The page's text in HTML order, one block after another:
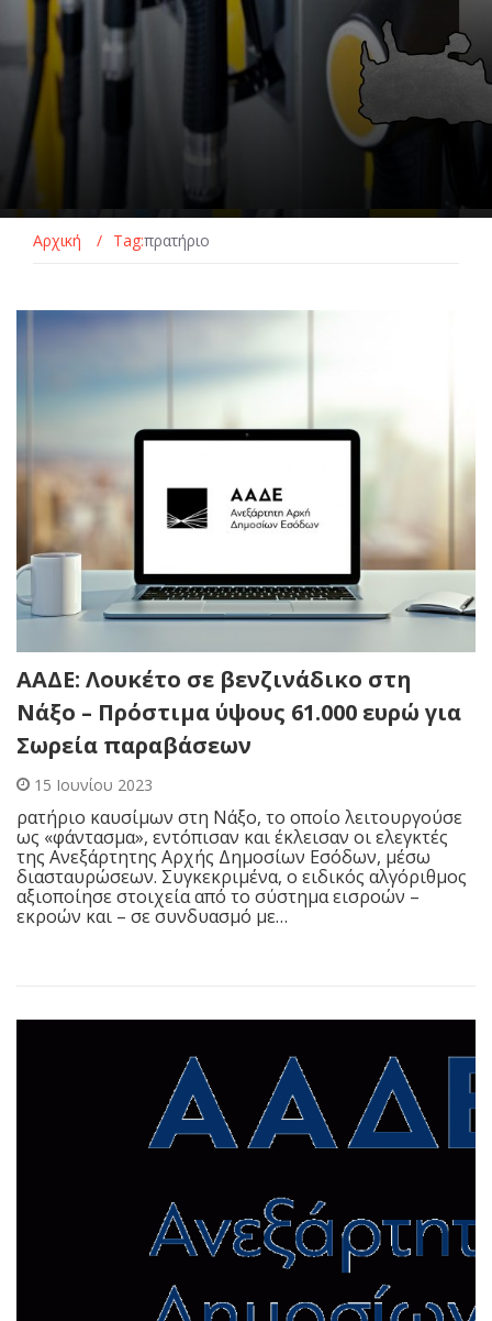
Αρχική / Tag:πρατήριο
ΑΑΔΕ: Λουκέτο σε βενζινάδικο στη
Νάξο – Πρόστιμα ύψους 61.000 ευρώ για
Σωρεία παραβάσεων
15 Ιουνίου 2023
ρατήριο καυσίμων στη Νάξο, το οποίο λειτουργούσε
ως «φάντασμα», εντόπισαν και έκλεισαν οι ελεγκτές
της Ανεξάρτητης Αρχής Δημοσίων Εσόδων, μέσω
διασταυρώσεων. Συγκεκριμένα, ο ειδικός αλγόριθμος
αξιοποίησε στοιχεία από το σύστημα εισροών –
εκροών και – σε συνδυασμό με…